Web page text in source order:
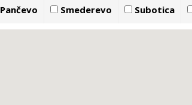
Pančevo Smederevo Subotica